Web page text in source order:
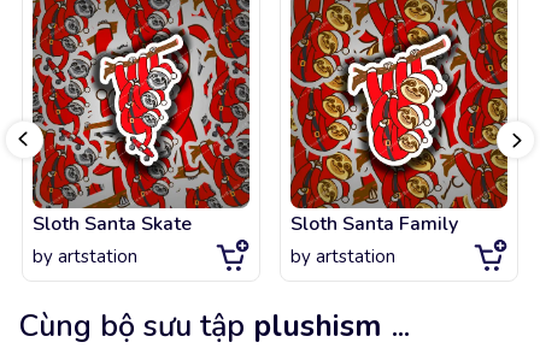
Sloth Santa Skate
by artstation
Sloth Santa Family
by artstation
Cùng bộ sưu tập plushism ...